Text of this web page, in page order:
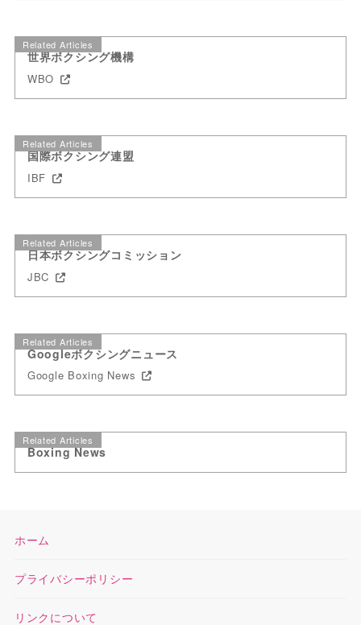
Related Articles
世界ボクシング機構
WBO
Related Articles
国際ボクシング連盟
IBF
Related Articles
日本ボクシングコミッション
JBC
Related Articles
Googleボクシングニュース
Google Boxing News
Related Articles
Boxing News
ホーム
プライバシーポリシー
リンクについて